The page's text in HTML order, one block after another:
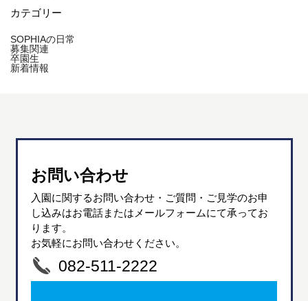
カテゴリー
SOPHIAの日常
募集関連
卒園生
新着情報
お問い合わせ
入園に関するお問い合わせ・ご質問・ご見学のお申
し込みはお電話またはメールフォームにて承ってお
ります。
お気軽にお問い合わせください。
082-511-2222